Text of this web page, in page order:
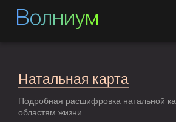
Волниум
Натальная карта
Подробная расшифровка натальной
областям жизни.